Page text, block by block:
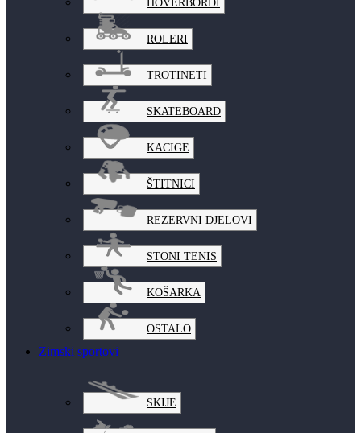
HOVERBORDI
ROLERI
TROTINETI
SKATEBOARD
KACIGE
ŠTITNICI
REZERVNI DJELOVI
STONI TENIS
KOŠARKA
OSTALO
Zimski sportovi
SKIJE